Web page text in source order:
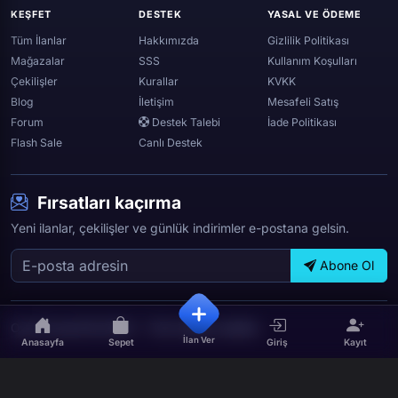
Spotify
KEŞFET
Tüm İlanlar
Mağazalar
Çekilişler
Blog
Forum
Flash Sale
DESTEK
Hakkımızda
SSS
Kurallar
İletişim
Destek Talebi
Canlı Destek
YASAL VE ÖDEME
Gizlilik Politikası
Kullanım Koşulları
KVKK
Mesafeli Satış
İade Politikası
Fırsatları kaçırma
Yeni ilanlar, çekilişler ve günlük indirimler e-postana gelsin.
Abone Ol
OyunTicareti © 2026 — Tüm hakları saklıdır.
Anasayfa Sepet İlan Ver Giriş Kayıt